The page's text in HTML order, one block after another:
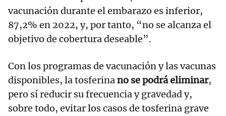
vacunación durante el embarazo es inferior,
87,2% en 2022, y, por tanto, “no se alcanza el
objetivo de cobertura deseable”.
Con los programas de vacunación y las vacunas
disponibles, la tosferinano se podrá eliminar,
pero sí reducir su frecuencia y gravedad y,
sobre todo, evitar los casos de tosferina grave